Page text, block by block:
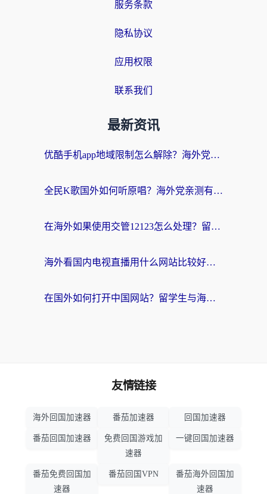
服务条款
隐私协议
应用权限
联系我们
最新资讯
优酷手机app地域限制怎么解除？海外党亲测有效的追剧方案
全民K歌国外如何听原唱？海外党亲测有效的回国加速器选择指南
在海外如果使用交管12123怎么处理？留学生亲测有效的回国加速方案
海外看国内电视直播用什么网站比较好？一篇解决你所有追剧难题的实用指南
在国外如何打开中国网站？留学生与海外华人的无缝访问指南
友情链接
海外回国加速器 番茄加速器 回国加速器
番茄回国加速器
免费回国游戏加
速器
一键回国加速器
番茄免费回国加
速器
番茄回国VPN
番茄海外回国加
速器